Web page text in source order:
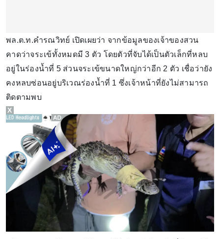
พล.ต.ท.คำรณวิทย์ เปิดเผยว่า จากข้อมูลของเจ้าของสวน
คาดว่าจระเข้ทั้งหมดมี 3 ตัว โดยตัวที่จับได้เป็นตัวเล็กที่หลบ
อยู่ในร่องน้ำที่ 5 ส่วนจระเข้ขนาดใหญ่กว่าอีก 2 ตัว เชื่อว่ายัง
คงหลบซ่อนอยู่บริเวณร่องน้ำที่ 1 ซึ่งเจ้าหน้าที่ยังไม่สามารถ
ติดตามพบ
X